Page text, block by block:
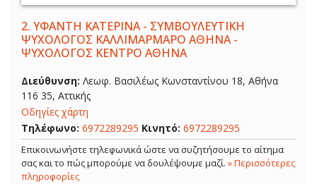
2. ΥΦΑΝΤΗ ΚΑΤΕΡΙΝΑ - ΣΥΜΒΟΥΛΕΥΤΙΚΗ
ΨΥΧΟΛΟΓΟΣ ΚΑΛΛΙΜΑΡΜΑΡΟ ΑΘΗΝΑ -
ΨΥΧΟΛΟΓΟΣ ΚΕΝΤΡΟ ΑΘΗΝΑ
Διεύθυνση: Λεωφ. Βασιλέως Κωνσταντίνου 18, Αθήνα
116 35, Αττικής
Οδηγίες χάρτη
Τηλέφωνο: 6972289295 Κινητό: 6972289295
Επικοινωνήστε τηλεφωνικά ώστε να συζητήσουμε το αίτημα
σας και το πώς μπορούμε να δουλέψουμε μαζί. » Περισσότερες
πληροφορίες